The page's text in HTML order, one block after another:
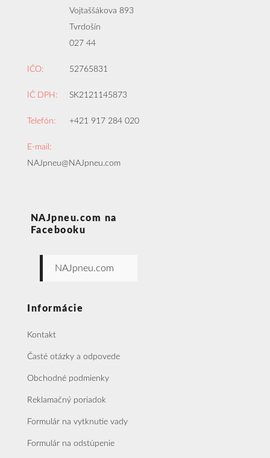
Vojtaššákova 893
Tvrdošín
027 44
IČO: 52765831
IČ DPH: SK2121145873
Telefón: +421 917 284 020
E-mail:
NAJpneu@NAJpneu.com
NAJpneu.com na
Facebooku
NAJpneu.com
Informácie
Kontakt
Časté otázky a odpovede
Obchodné podmienky
Reklamačný poriadok
Formulár na vytknutie vady
Formulár na odstúpenie